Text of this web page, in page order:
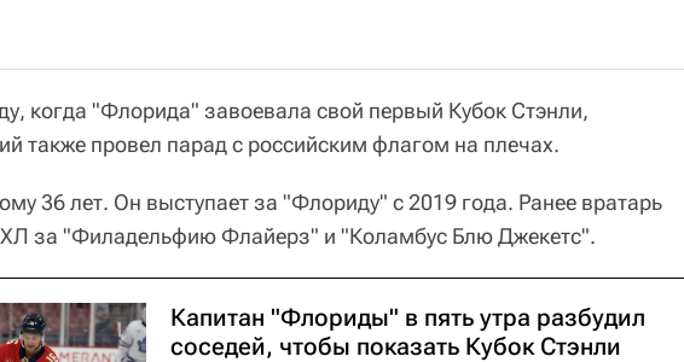
когда "Флорида" завоевала свой первый Кубок Стэнли,
также провел парад с российским флагом на плечах.
36 лет. Он выступает за "Флориду" с 2019 года. Ранее вратарь
за "Филадельфию Флайерз" и "Коламбус Блю Джекетс".
Капитан "Флориды" в пять утра разбудил
соседей, чтобы показать Кубок Стэнли